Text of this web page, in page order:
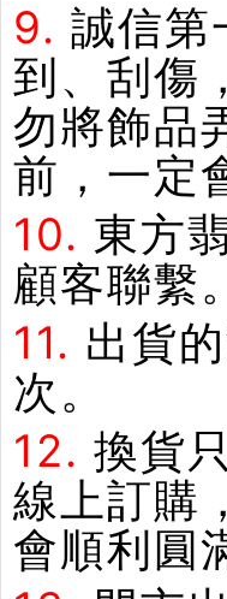
9. 誠信第
到、刮傷
勿將飾品
前，一定
10. 東方
顧客聯繫
11. 出貨
次。
12. 換貨
線上訂購
會順利圓